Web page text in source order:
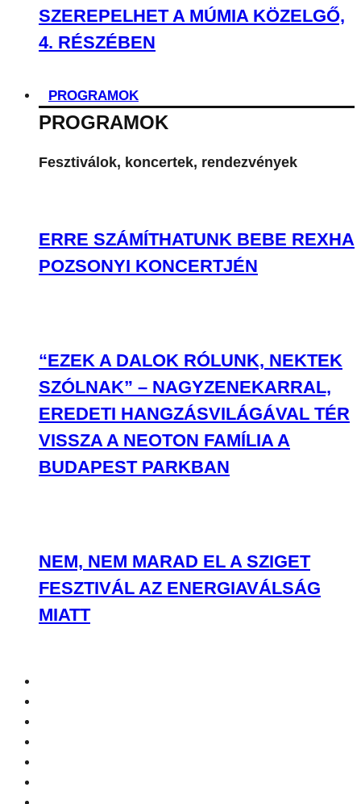
SZEREPELHET A MÚMIA KÖZELGŐ,
4. RÉSZÉBEN
PROGRAMOK
PROGRAMOK
Fesztiválok, koncertek, rendezvények
ERRE SZÁMÍTHATUNK BEBE REXHA
POZSONYI KONCERTJÉN
“EZEK A DALOK RÓLUNK, NEKTEK
SZÓLNAK” – NAGYZENEKARRAL,
EREDETI HANGZÁSVILÁGÁVAL TÉR
VISSZA A NEOTON FAMÍLIA A
BUDAPEST PARKBAN
NEM, NEM MARAD EL A SZIGET
FESZTIVÁL AZ ENERGIAVÁLSÁG
MIATT